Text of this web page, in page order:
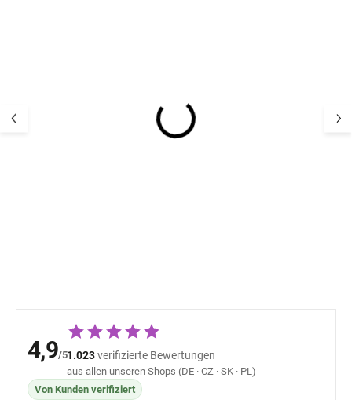
4,9/51.023verifizierte Bewertungen
aus allen unseren Shops (DE · CZ · SK · PL)
Von Kunden verifiziert